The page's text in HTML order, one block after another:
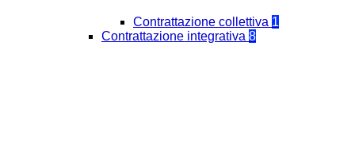
Contrattazione collettiva 1
Contrattazione integrativa 8